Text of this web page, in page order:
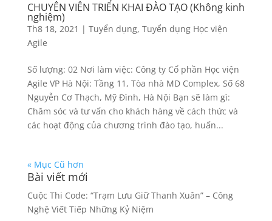
CHUYÊN VIÊN TRIỂN KHAI ĐÀO TẠO (Không kinh
nghiệm)
Th8 18, 2021 | Tuyển dụng, Tuyển dụng Học viện
Agile
Số lượng: 02 Nơi làm việc: Công ty Cổ phần Học viện
Agile VP Hà Nội: Tầng 11, Tòa nhà MD Complex, Số 68
Nguyễn Cơ Thạch, Mỹ Đình, Hà Nội Bạn sẽ làm gì:
Chăm sóc và tư vấn cho khách hàng về cách thức và
các hoạt động của chương trình đào tạo, huấn...
« Mục Cũ hơn
Bài viết mới
Cuộc Thi Code: “Trạm Lưu Giữ Thanh Xuân” – Công
Nghệ Viết Tiếp Những Kỷ Niệm